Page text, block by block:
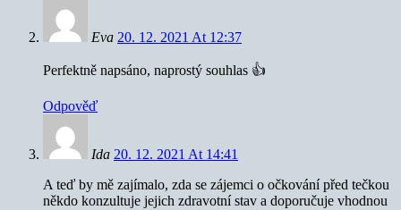
Eva 20. 12. 2021 At 12:37
Perfektně napsáno, naprostý souhlas 👍
Odpověď
Ida 20. 12. 2021 At 14:41
A teď by mě zajímalo, zda se zájemci o očkování před tečkou
někdo konzultuje jejich zdravotní stav a doporučuje vhodnou